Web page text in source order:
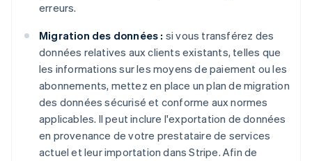
erreurs.
Migration des données : si vous transférez des
données relatives aux clients existants, telles que
les informations sur les moyens de paiement ou les
abonnements, mettez en place un plan de migration
des données sécurisé et conforme aux normes
applicables. Il peut inclure l'exportation de données
en provenance de votre prestataire de services
actuel et leur importation dans Stripe. Afin de